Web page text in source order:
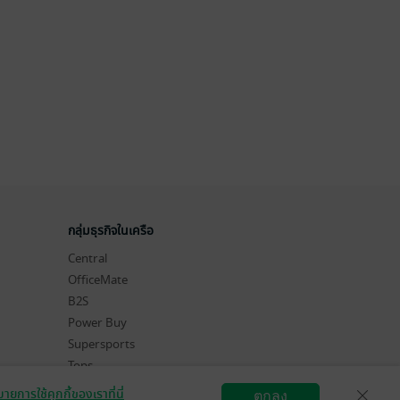
กลุ่มธุรกิจในเครือ
Central
OfficeMate
B2S
Power Buy
Supersports
Tops
Hytexts
ายการใช้คุกกี้ของเราที่นี่ ตกลง